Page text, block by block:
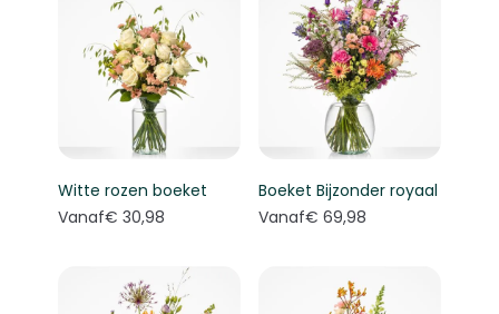
Witte rozen boeket
Vanaf€ 30,98
Boeket Bijzonder royaal
Vanaf€ 69,98